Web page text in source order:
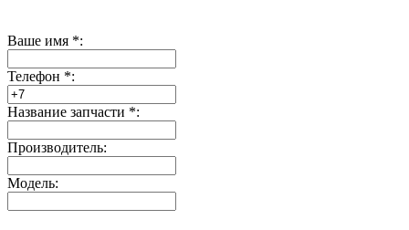
Ваше имя *:
Телефон *:
Название запчасти *:
Производитель:
Модель: